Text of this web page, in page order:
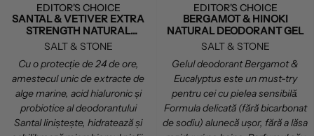
EDITOR'S CHOICE
SANTAL & VETIVER EXTRA
STRENGTH NATURAL
DEODORANT
SALT & STONE
Cu o protecție de 24 de ore,
amestecul unic de extracte de
alge marine, acid hialuronic și
probiotice al deodorantului
Santal liniștește, hidratează și
EDITOR'S CHOICE
BERGAMOT & HINOKI
NATURAL DEODORANT GEL
SALT & STONE
Gelul deodorant Bergamot &
Eucalyptus este un must-try
pentru cei cu pielea sensibilă.
Formula delicată (fără bicarbonat
de sodiu) alunecă ușor, fără a lăsa